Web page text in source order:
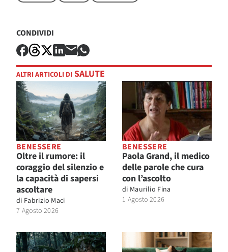
CONDIVIDI
ALTRI ARTICOLI DI SALUTE
BENESSERE
Oltre il rumore: il
coraggio del silenzio e
la capacità di sapersi
ascoltare
di Fabrizio Maci
7 Agosto 2026
BENESSERE
Paola Grand, il medico
delle parole che cura
con l’ascolto
di Maurilio Fina
1 Agosto 2026